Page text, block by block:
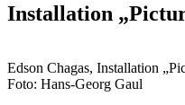
Installation
Edson Chagas, Installation
Foto: Hans-Georg Gaul